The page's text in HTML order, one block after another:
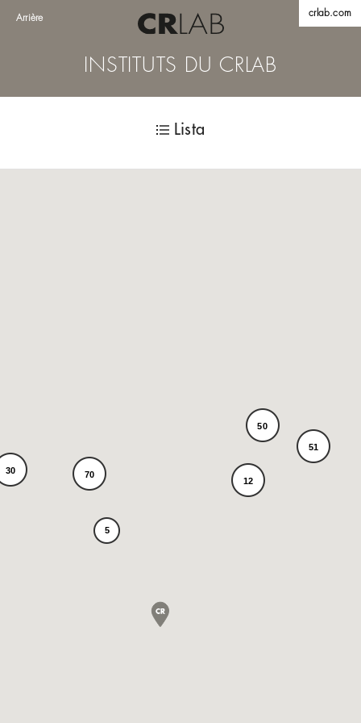
Arrière crlab.com
INSTITUTS DU CRLAB
Lista
50
70
51
30
5
12